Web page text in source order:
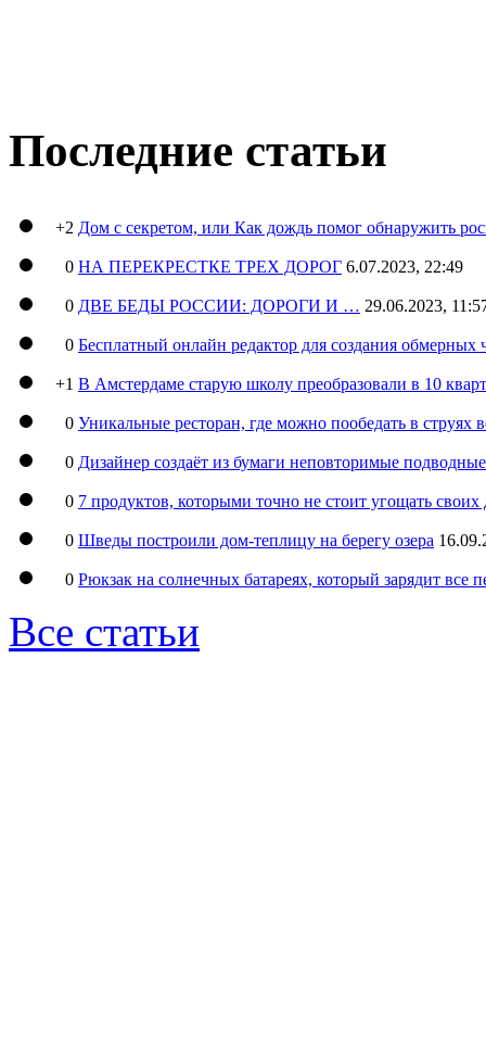
Последние статьи
+2 Дом с секретом, или Как дождь помог обнаружить
0 НА ПЕРЕКРЕСТКЕ ТРЕХ ДОРОГ 6.07.2023, 22:49
0 ДВЕ БЕДЫ РОССИИ: ДОРОГИ И … 29.06.2023,
0 Бесплатный онлайн редактор для создания обмерных
+1 В Амстердаме старую школу преобразовали в 10
0 Уникальные ресторан, где можно пообедать в струях
0 Дизайнер создаёт из бумаги неповторимые
0 7 продуктов, которыми точно не стоит угощать
0 Шведы построили дом-теплицу на берегу озера
0 Рюкзак на солнечных батареях, который зарядит все
Все статьи